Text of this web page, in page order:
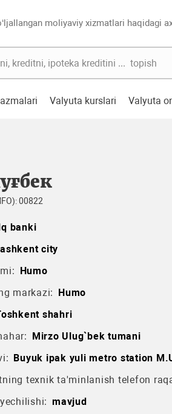
moliyaviy xizmatlari haqidagi
Valyuta kurslari Valyuta
00822
banki
city
Humo
markazi: Humo
shahri
Mirzo Ulug`bek tumani
Buyuk ipak yuli metro station
texnik ta'minlanish telefon
mavjud